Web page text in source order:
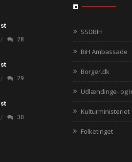
28
29
30
SSDBIH
BiH Ambassade
Borger.dk
Udlændinge- og
Kulturministeriet
Folketinget